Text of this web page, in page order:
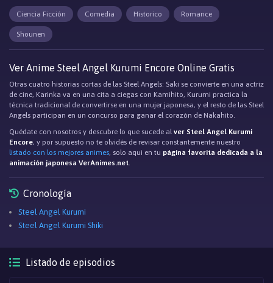
Ciencia Ficción Comedia Historico Romance
Shounen
Ver Anime Steel Angel Kurumi Encore Online Gratis
Otras cuatro historias cortas de las Steel Angels: Saki se convierte en una actriz
de cine, Karinka va en una cita a ciegas con Kamihito, Kurumi practica la
técnica tradicional de convertirse en una mujer japonesa, y el resto de las Steel
Angels participan en un concurso para ganar el corazón de Nakahito.
Quédate con nosotros y descubre lo que sucede alver Steel Angel Kurumi
Encore, y por supuesto no te olvidés de revisar constantemente nuestro
listado con los mejores animes, solo aqui en tu página favorita dedicada a la
animación japonesa VerAnimes.net.
Cronología
Steel Angel Kurumi
Steel Angel Kurumi Shiki
Listado de episodios